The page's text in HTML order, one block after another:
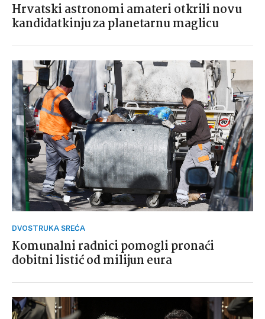
Hrvatski astronomi amateri otkrili novu
kandidatkinju za planetarnu maglicu
DVOSTRUKA SREĆA
Komunalni radnici pomogli pronaći
dobitni listić od milijun eura